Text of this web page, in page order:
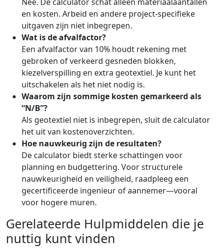
en kosten. Arbeid en andere project-specifieke
uitgaven zijn niet inbegrepen.
Wat is de afvalfactor?
Een afvalfactor van 10% houdt rekening met
gebroken of verkeerd gesneden blokken,
kiezelverspilling en extra geotextiel. Je kunt het
uitschakelen als het niet nodig is.
Waarom zijn sommige kosten gemarkeerd als
“N/B”?
Als geotextiel niet is inbegrepen, sluit de calculator
het uit van kostenoverzichten.
Hoe nauwkeurig zijn de resultaten?
De calculator biedt sterke schattingen voor
planning en budgettering. Voor structurele
nauwkeurigheid en veiligheid, raadpleeg een
gecertificeerde ingenieur of aannemer—vooral
voor hogere muren.
Gerelateerde Hulpmiddelen die je
nuttig kunt vinden